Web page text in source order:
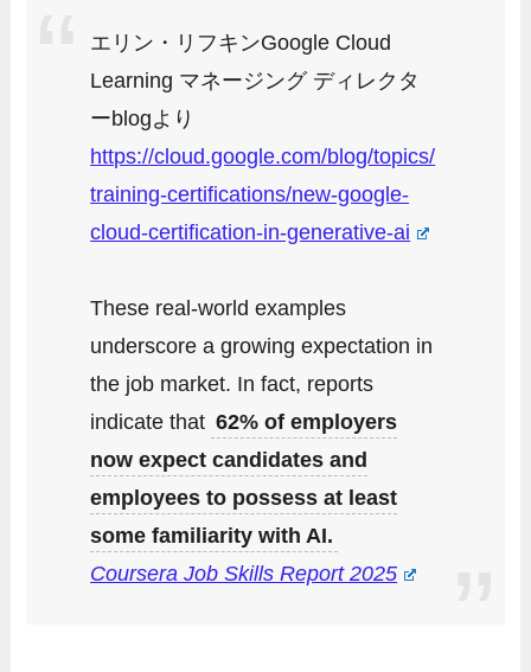
エリン・リフキンGoogle Cloud
Learning マネージング ディレクタ
ーblogより
https://cloud.google.com/blog/topics/
training-certifications/new-google-
cloud-certification-in-generative-ai
These real-world examples
underscore a growing expectation in
the job market. In fact, reports
indicate that 62% of employers
now expect candidates and
employees to possess at least
some familiarity with AI.
Coursera Job Skills Report 2025